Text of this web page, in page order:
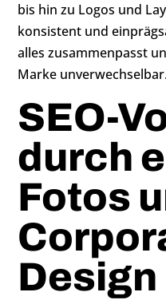
bis hin zu Logos und
konsistent und
alles zusammenpasst
Marke
SEO-
durch
Fotos
Design